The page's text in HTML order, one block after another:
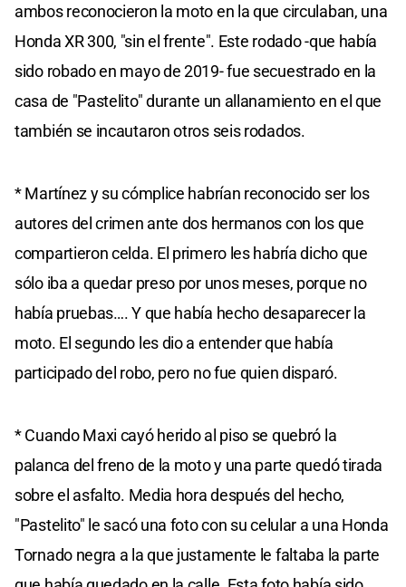
ambos reconocieron la moto en la que circulaban, una
Honda XR 300, "sin el frente". Este rodado -que había
sido robado en mayo de 2019- fue secuestrado en la
casa de "Pastelito" durante un allanamiento en el que
también se incautaron otros seis rodados.
* Martínez y su cómplice habrían reconocido ser los
autores del crimen ante dos hermanos con los que
compartieron celda. El primero les habría dicho que
sólo iba a quedar preso por unos meses, porque no
había pruebas…. Y que había hecho desaparecer la
moto. El segundo les dio a entender que había
participado del robo, pero no fue quien disparó.
* Cuando Maxi cayó herido al piso se quebró la
palanca del freno de la moto y una parte quedó tirada
sobre el asfalto. Media hora después del hecho,
"Pastelito" le sacó una foto con su celular a una Honda
Tornado negra a la que justamente le faltaba la parte